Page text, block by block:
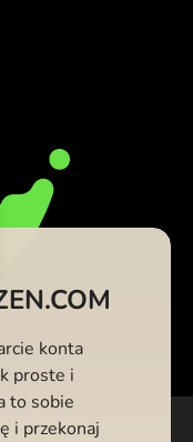
konta
proste i
to sobie
i przekonaj